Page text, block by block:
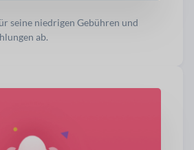
seine niedrigen Gebühren und
ab.